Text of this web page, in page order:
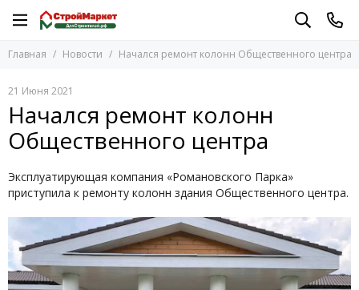
Главная Новости Начался ремонт колонн Общественного центра
21 Июня 2021
Начался ремонт колонн
Общественного центра
Эксплуатирующая компания «Романовского Парка»
приступила к ремонту колонн здания Общественного центра.